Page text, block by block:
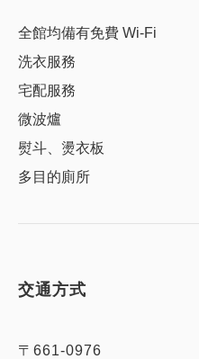
全館均備有免費 Wi-Fi
洗衣服務
宅配服務
微波爐
熨斗、燙衣板
多目的廁所
交通方式
〒661-0976